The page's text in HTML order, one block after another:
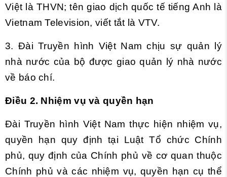
Việt là THVN; tên giao dịch quốc tế tiếng Anh là
Vietnam Television, viết tắt là VTV.
3. Đài Truyền hình Việt Nam chịu sự quản lý
nhà nước của bộ được giao quản lý nhà nước
về báo chí.
Điều 2. Nhiệm vụ và quyền hạn
Đài Truyền hình Việt Nam thực hiện nhiệm vụ,
quyền hạn quy định tại Luật Tổ chức Chính
phủ, quy định của Chính phủ về cơ quan thuộc
Chính phủ và các nhiệm vụ, quyền hạn cụ thể